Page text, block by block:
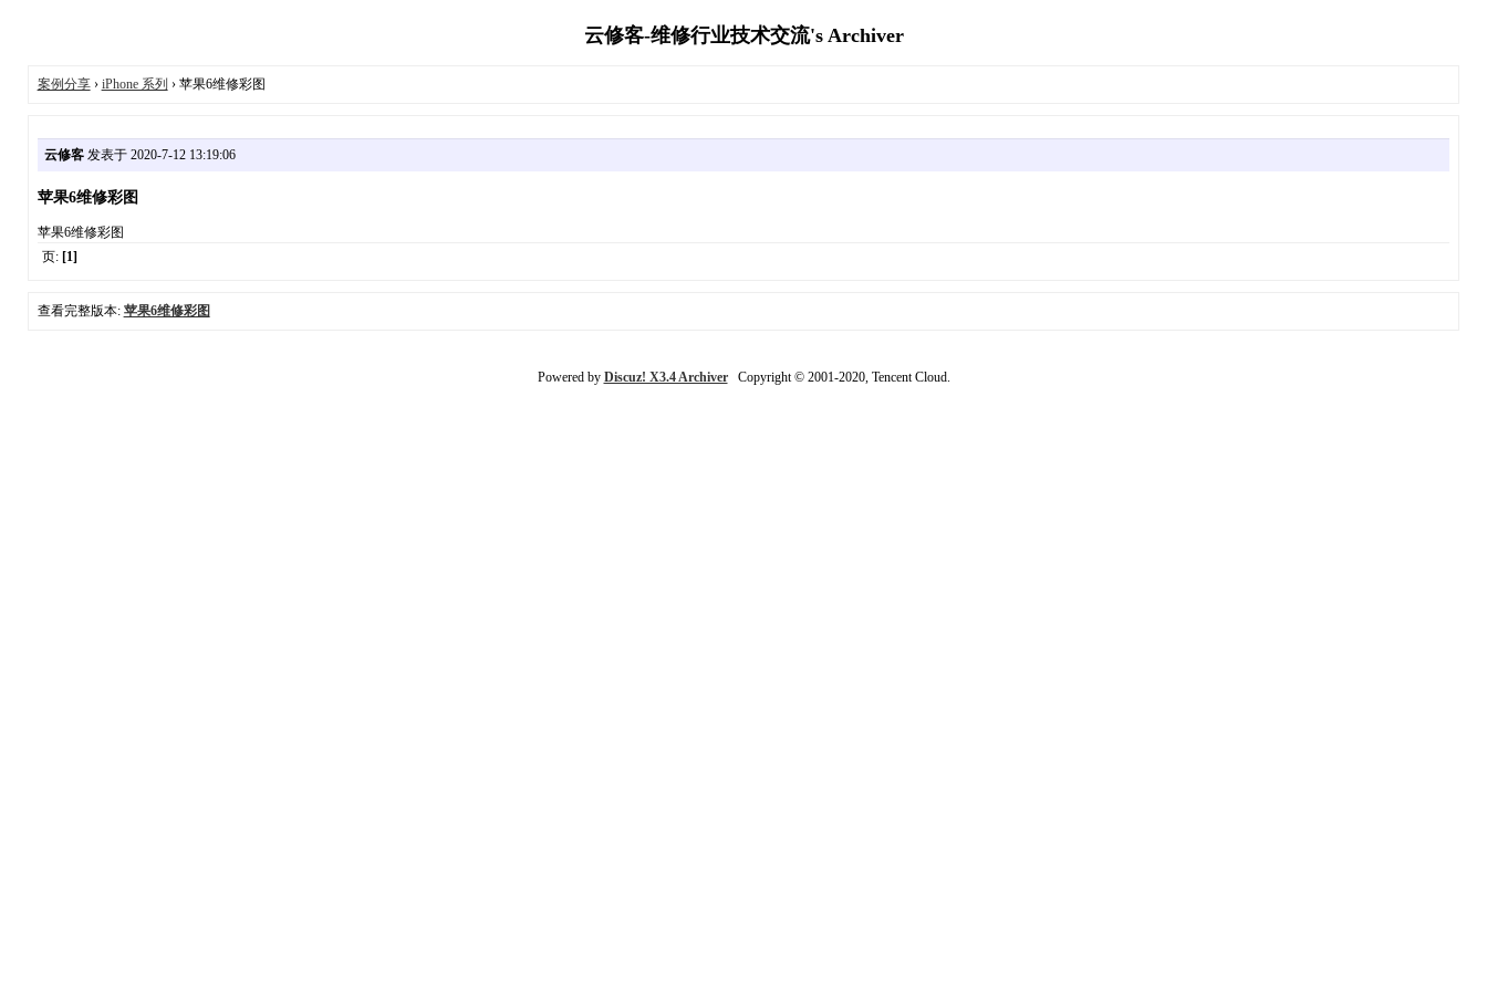
云修客-维修行业技术交流's Archiver
案例分享› iPhone 系列 › 苹果6维修彩图
云修客发表于 2020-7-12 13:19:06
苹果6维修彩图
苹果6维修彩图
页: [1]
查看完整版本: 苹果6维修彩图
Powered by Discuz! X3.4 ArchiverCopyright © 2001-2020, Tencent Cloud.